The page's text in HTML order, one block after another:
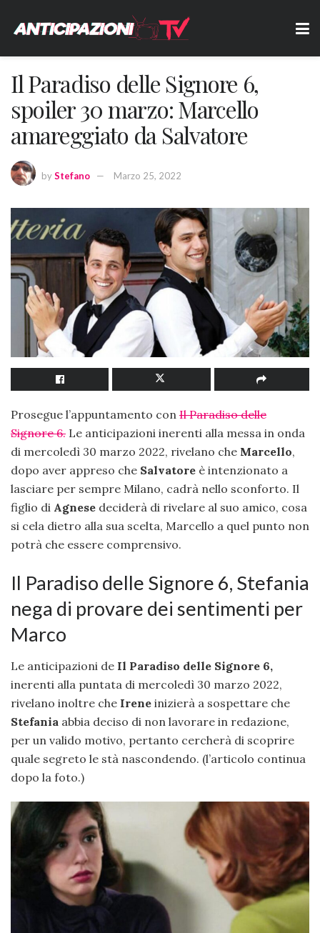
Il Paradiso delle Signore 6,
spoiler 30 marzo: Marcello
amareggiato da Salvatore
byStefano Marzo 25, 2022
Prosegue l’appuntamento con Il Paradiso delle
Signore 6. Le anticipazioni inerenti alla messa in onda
di mercoledì 30 marzo 2022, rivelano che Marcello,
dopo aver appreso che Salvatore è intenzionato a
lasciare per sempre Milano, cadrà nello sconforto. Il
figlio di Agnese deciderà di rivelare al suo amico, cosa
si cela dietro alla sua scelta, Marcello a quel punto non
potrà che essere comprensivo.
Il Paradiso delle Signore 6, Stefania
nega di provare dei sentimenti per
Marco
Le anticipazioni de Il Paradiso delle Signore 6,
inerenti alla puntata di mercoledì 30 marzo 2022,
rivelano inoltre che Irene inizierà a sospettare che
Stefania abbia deciso di non lavorare in redazione,
per un valido motivo, pertanto cercherà di scoprire
quale segreto le stà nascondendo. (l’articolo continua
dopo la foto.)